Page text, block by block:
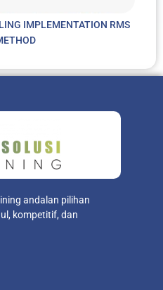
IMPLEMENTATION RMS
andalan pilihan
kompetitif, dan